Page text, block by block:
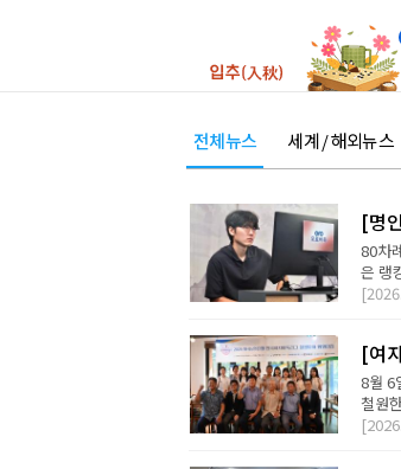
전체뉴스 세계 / 해외뉴스
[명
80차
은 랭
[여
8월 6
철원